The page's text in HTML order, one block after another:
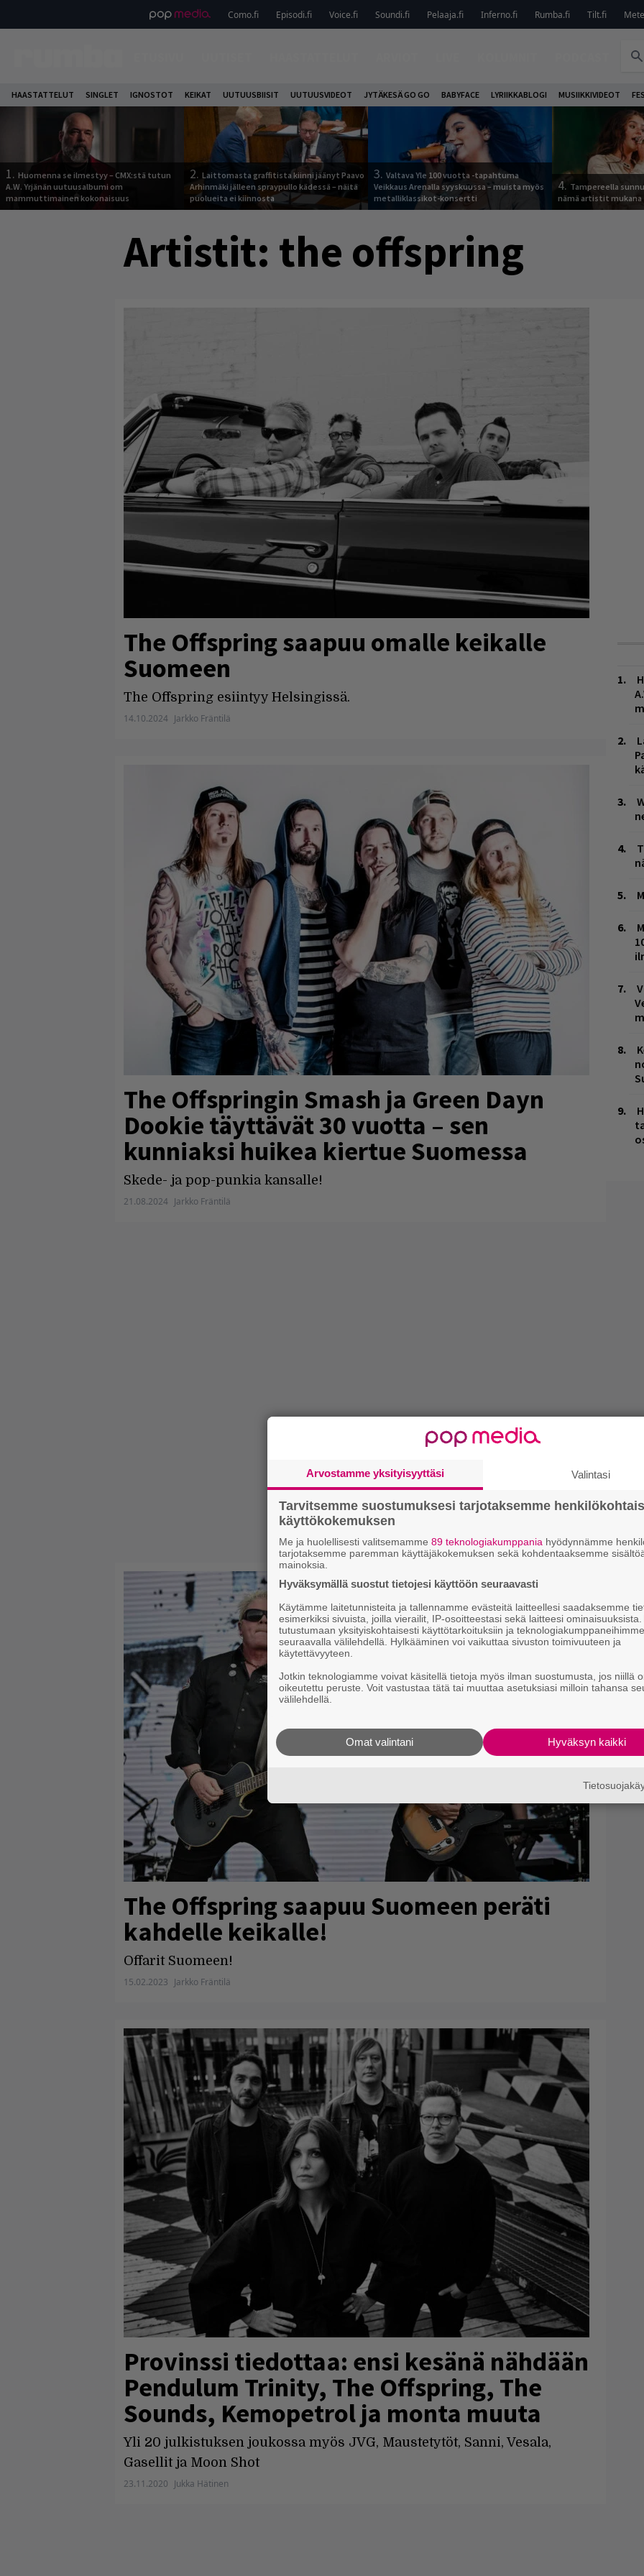
Como.fi Episodi.fi Voice.fi Soundi.fi Pelaaja.fi Inferno.fi Rumba.fi Tilt.fi
HAASTATTELUT SINGLET IGNOSTOT KEIKAT UUTUUSBIISIT UUTUUSVIDEOT JYTÄKESÄ GO GO BABYFACE LYRIIKKABLOGI MUSIIKKIVIDEOT
1. Huomenna se ilmestyy – CMX:stä tutun
A.W. Yrjänän uutuusalbumi om
mammuttimainen kokonaisuus
2. Laittomasta graffitista kiinni jäänyt Paavo
Arhinmäki jälleen spraypullo kädessä – näitä
puolueita ei kiinnosta
3. Valtava Yle 100 vuotta -tapahtuma
Veikkaus Arenalla syyskuussa – muista myös
metalliklassikot-konsertti
4. Tampereella
nämä artistit mukana
Artistit: the offspring
The Offspring saapuu omalle keikalle
Suomeen
The Offspring esiintyy Helsingissä.
14.10.2024 Jarkko Fräntilä
The Offspringin Smash ja Green Dayn
Dookie täyttävät 30 vuotta – sen
kunniaksi huikea kiertue Suomessa
Skede- ja pop-punkia kansalle!
21.08.2024 Jarkko Fräntilä
The Offspring saapuu Suomeen peräti
kahdelle keikalle!
Offarit Suomeen!
15.02.2023 Jarkko Fräntilä
Provinssi tiedottaa: ensi kesänä nähdään
Pendulum Trinity, The Offspring, The
Sounds, Kemopetrol ja monta muuta
Yli 20 julkistuksen joukossa myös JVG, Maustetytöt, Sanni, Vesala,
Gasellit ja Moon Shot
23.11.2020 Jukka Hätinen
Arvostamme yksityisyyttäsi Valintasi
Tarvitsemme suostumuksesi tarjotaksemme
käyttökokemuksen
Me ja huolellisesti valitsemamme 89 teknologiakumppania hyödynnämme
tarjotaksemme paremman käyttäjäkokemuksen sekä kohdentaaksemme
mainoksia.
Hyväksymällä suostut tietojesi käyttöön seuraavasti
Käytämme laitetunnisteita ja tallennamme evästeitä laitteellesi saadaksemme
esimerkiksi sivuista, joilla vierailit, IP-osoitteestasi sekä laitteesi
tutustumaan yksityiskohtaisesti käyttötarkoituksiin ja teknologiakumppaneihimme
seuraavalla välilehdellä. Hylkääminen voi vaikuttaa sivuston toimivuuteen ja
käytettävyyteen.
Jotkin teknologiamme voivat käsitellä tietoja myös ilman suostumusta, jos niillä
oikeutettu peruste. Voit vastustaa tätä tai muuttaa asetuksiasi milloin tahansa
välilehdellä.
Hyväksyn kaikki
Omat valintani